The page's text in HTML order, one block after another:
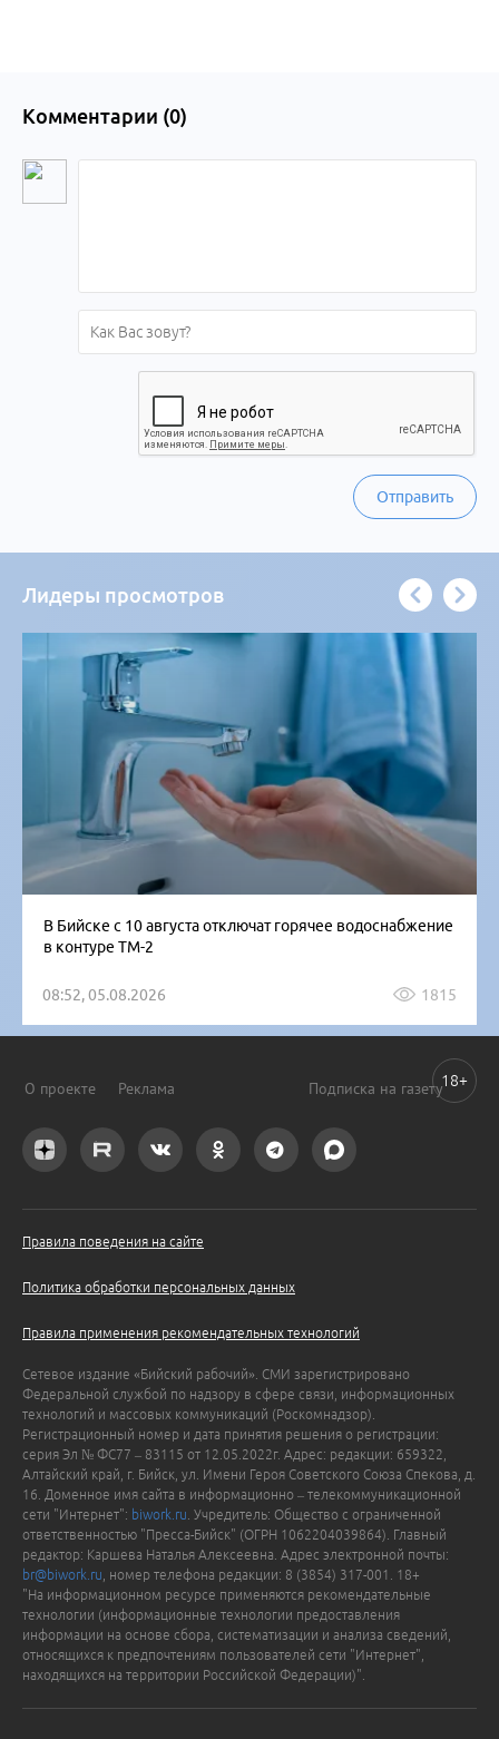
Комментарии (0)
Отправить
Лидеры просмотров
В Бийске с 10 августа отключат горячее водоснабжение
в контуре ТМ-2
08:52, 05.08.2026 1815
О проекте Реклама Подписка на газету
Правила поведения на сайте
Политика обработки персональных данных
Правила применения рекомендательных технологий
Сетевое издание «Бийский рабочий». СМИ зарегистрировано
Федеральной службой по надзору в сфере связи, информационных
технологий и массовых коммуникаций (Роскомнадзор).
Регистрационный номер и дата принятия решения о регистрации:
серия Эл № ФС77 – 83115 от 12.05.2022г. Адрес: редакции: 659322,
Алтайский край, г. Бийск, ул. Имени Героя Советского Союза Спекова, д.
16. Доменное имя сайта в информационно – телекоммуникационной
сети "Интернет": biwork.ru . Учредитель: Общество с ограниченной
ответственностью "Пресса-Бийск" (ОГРН 1062204039864). Главный
редактор: Каршева Наталья Алексеевна. Адрес электронной почты:
br@biwork.ru , номер телефона редакции: 8 (3854) 317-001. 18+
"На информационном ресурсе применяются рекомендательные
технологии (информационные технологии предоставления
информации на основе сбора, систематизации и анализа сведений,
относящихся к предпочтениям пользователей сети "Интернет",
находящихся на территории Российской Федерации)".
18+